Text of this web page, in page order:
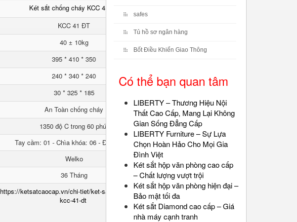
Két sắt chống cháy KCC 41 ĐT
KCC 41 ĐT
40 ± 10kg
395 * 410 * 350
240 * 340 * 240
30 * 325 * 185
An Toàn chống cháy
1350 độ C trong 60 phút
Tay cầm: 01 - Chìa khóa: 06 - Đổi mã: 01
Welko
36 Tháng
https://ketsatcaocap.vn/chi-tiet/ket-sat-chong-chay-
kcc-41-dt
safes
Tủ hồ sơ ngân hàng
Bốt Điều Khiển Giao Thông
Có thể bạn quan tâm
LIBERTY – Thương Hiệu Nội
Thất Cao Cấp, Mang Lại Không
Gian Sống Đẳng Cấp
LIBERTY Furniture – Sự Lựa
Chọn Hoàn Hảo Cho Mọi Gia
Đình Việt
Két sắt hộp văn phòng cao cấp
– Chất lượng vượt trội
Két sắt hộp văn phòng hiện đại –
Bảo mật tối đa
Két sắt Diamond cao cấp – Giá
nhà máy cạnh tranh